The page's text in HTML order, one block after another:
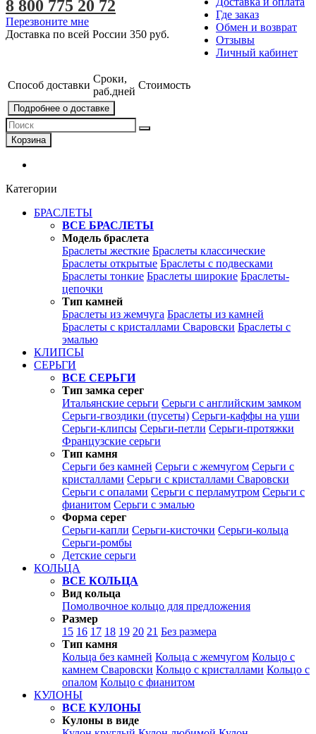
Где заказ
Обмен и возврат
Отзывы
Личный кабинет
8 800 775 20 72
Перезвоните мне
Доставка по всей России 350 руб.
Способ доставки
Сроки,
раб.дней
Стоимость
Подробнее о доставке
Корзина
Категории
БРАСЛЕТЫ
ВСЕ БРАСЛЕТЫ
Модель браслета
Браслеты жесткие Браслеты классические
Браслеты открытые Браслеты с подвесками
Браслеты тонкие Браслеты широкие Браслеты-
цепочки
Тип камней
Браслеты из жемчуга Браслеты из камней
Браслеты с кристаллами Сваровски Браслеты с
эмалью
КЛИПСЫ
СЕРЬГИ
ВСЕ СЕРЬГИ
Тип замка серег
Итальянские серьги Серьги с английским замком
Серьги-гвоздики (пусеты) Серьги-каффы на уши
Серьги-клипсы Серьги-петли Серьги-протяжки
Французские серьги
Тип камня
Серьги без камней Серьги с жемчугом Серьги с
кристаллами Серьги с кристаллами Сваровски
Серьги с опалами Серьги с перламутром Серьги с
фианитом Серьги с эмалью
Форма серег
Серьги-капли Серьги-кисточки Серьги-кольца
Серьги-ромбы
Детские серьги
КОЛЬЦА
ВСЕ КОЛЬЦА
Вид кольца
Помолвочное кольцо для предложения
Размер
15 16 17 18 19 20 21 Без размера
Тип камня
Кольца без камней Кольца с жемчугом Кольцо с
камнем Сваровски Кольцо с кристаллами Кольцо с
опалом Кольцо с фианитом
КУЛОНЫ
ВСЕ КУЛОНЫ
Кулоны в виде